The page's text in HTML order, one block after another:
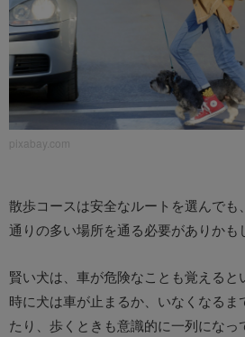
pixabay.com
散歩コースは安全なルートを選んで
通りの多い場所を通る必要がありかも
賢い犬は、車が危険なことも覚える
時に犬は車が止まるか、いなくなるま
たり、歩くときも意識的に一列になっ